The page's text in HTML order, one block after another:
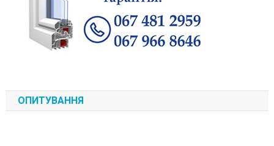
ОПИТУВАННЯ